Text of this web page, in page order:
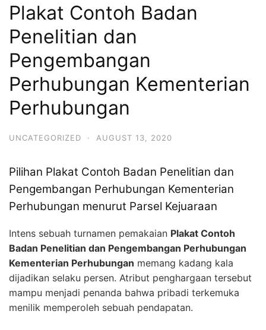
Plakat Contoh Badan
Penelitian dan
Pengembangan
Perhubungan Kementerian
Perhubungan
UNCATEGORIZED · AUGUST 13, 2020
Pilihan Plakat Contoh Badan Penelitian dan
Pengembangan Perhubungan Kementerian
Perhubungan menurut Parsel Kejuaraan
Intens sebuah turnamen pemakaian Plakat Contoh
Badan Penelitian dan Pengembangan Perhubungan
Kementerian Perhubungan memang kadang kala
dijadikan selaku persen. Atribut penghargaan tersebut
mampu menjadi penanda bahwa pribadi terkemuka
menilik memperoleh sebuah pendapatan.